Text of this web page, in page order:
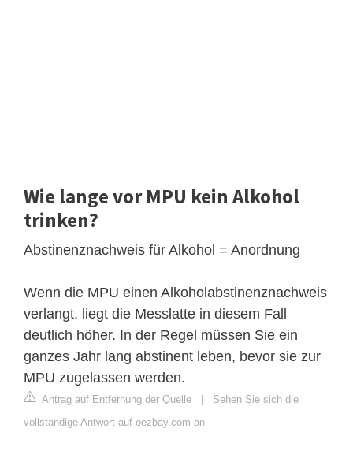
Wie lange vor MPU kein Alkohol
trinken?
Abstinenznachweis für Alkohol = Anordnung
Wenn die MPU einen Alkoholabstinenznachweis
verlangt, liegt die Messlatte in diesem Fall
deutlich höher. In der Regel müssen Sie ein
ganzes Jahr lang abstinent leben, bevor sie zur
MPU zugelassen werden.
Antrag auf Entfernung der Quelle | Sehen Sie sich die
vollständige Antwort auf oezbay.com an